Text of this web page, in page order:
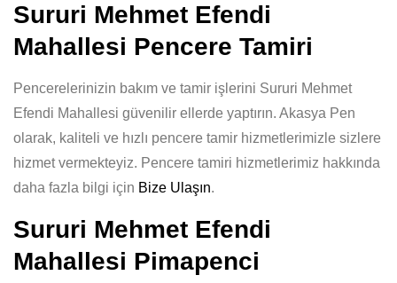
Sururi Mehmet Efendi
Mahallesi Pencere Tamiri
Pencerelerinizin bakım ve tamir işlerini Sururi Mehmet
Efendi Mahallesi güvenilir ellerde yaptırın. Akasya Pen
olarak, kaliteli ve hızlı pencere tamir hizmetlerimizle sizlere
hizmet vermekteyiz. Pencere tamiri hizmetlerimiz hakkında
daha fazla bilgi için Bize Ulaşın.
Sururi Mehmet Efendi
Mahallesi Pimapenci